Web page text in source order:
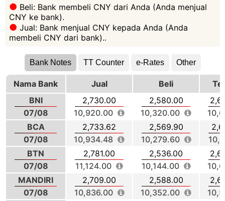
Beli: Bank membeli CNY dari Anda (Anda menjual
CNY ke bank).
Jual: Bank menjual CNY kepada Anda (Anda
membeli CNY dari bank)..
Bank Notes TT Counter e-Rates Other
Nama Bank Jual Beli
BNI
07/08
2,730.00
10,920.00
2,580.00
10,320.00
BCA
07/08
2,733.62
10,934.48
2,569.90
10,279.60
BTN
07/08
2,781.00
11,124.00
2,536.00
10,144.00
MANDIRI
07/08
2,709.00
10,836.00
2,588.00
10,352.00